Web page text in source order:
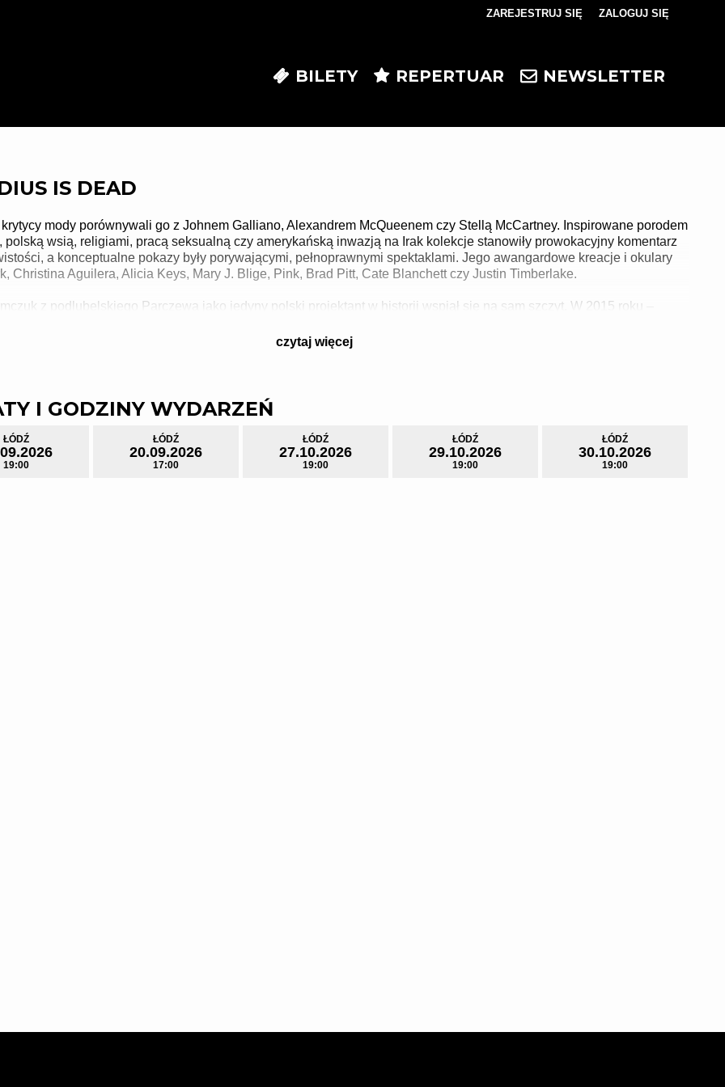
ZAREJESTRUJ SIĘ ZALOGUJ SIĘ
BILETY REPERTUAR NEWSLETTER
IS DEAD
krytycy mody porównywali go z Johnem Galliano, Alexandrem McQueenem czy Stellą McCartney. Inspirowane porodem
polską wsią, religiami, pracą seksualną czy amerykańską inwazją na Irak kolekcje stanowiły prowokacyjny komentarz
a konceptualne pokazy były porywającymi, pełnoprawnymi spektaklami. Jego awangardowe kreacje i okulary
Christina Aguilera, Alicia Keys, Mary J. Blige, Pink, Brad Pitt, Cate Blanchett czy Justin Timberlake.
z podlubelskiego Parczewa jako jedyny polski projektant w historii wspiął się na sam szczyt. W 2015 roku –
(Artist Formerly Known As Arkadius). Dziś mieszka w brazylijskim Salvadorze i stroni od branży fashion, uznając ją za
się w nim metaforą agresywnego kapitalizmu, a efektowna oprawa wizualna pokazów i spektakularne kostiumy budują
wielkich marzeniach, które zderzają się z rzeczywistością wyzysku.
jest ucieczka z systemu, który jednocześnie kusi, pochłania i niszczy?
czytaj więcej
I GODZINY WYDARZEŃ
ŁÓDŹ
19:00
ŁÓDŹ
20.09.2026
17:00
ŁÓDŹ
27.10.2026
19:00
ŁÓDŹ
29.10.2026
19:00
ŁÓDŹ
30.10.2026
19:00